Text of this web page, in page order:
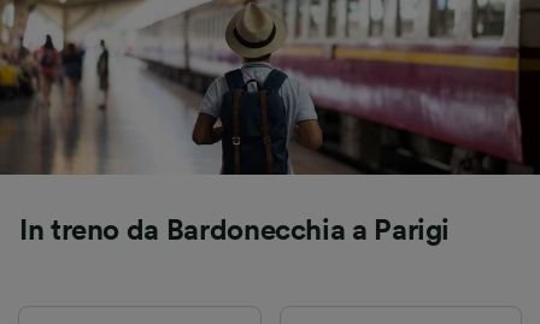
In treno da Bardonecchia a Parigi
Utilizzare dati di geolocalizzazione precisi.
Scansione attiva delle caratteristiche del
dispositivo ai fini dell’identificazione.
Archiviare informazioni su dispositivo e/o
accedervi. Pubblicità e contenuti
personalizzati, misurazione delle prestazioni
dei contenuti e degli annunci, ricerche sul
Elenco dei partner (fornitori)